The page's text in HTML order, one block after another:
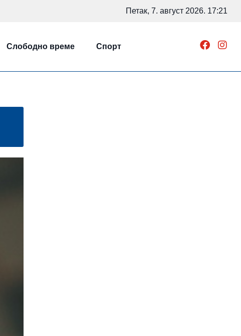
Петак, 7. август 2026. 17:21
Слободно време Спорт